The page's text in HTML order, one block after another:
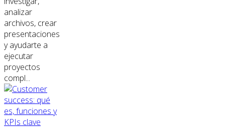
analizar
archivos, crear
presentaciones
y ayudarte a
ejecutar
proyectos
compl...